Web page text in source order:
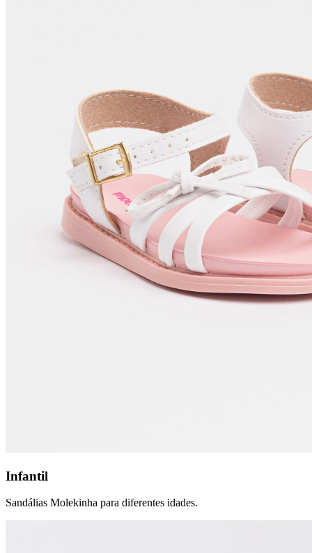
Infantil
Sandálias Molekinha para diferentes idades.